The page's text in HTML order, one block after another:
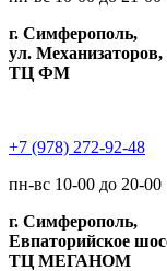
г. Симферополь,
ул. Механизаторов,
ТЦ ФМ
+7 (978) 272-92-48
пн-вс 10-00 до 20-00
г. Симферополь,
Евпаторийское
ТЦ МЕГАНОМ